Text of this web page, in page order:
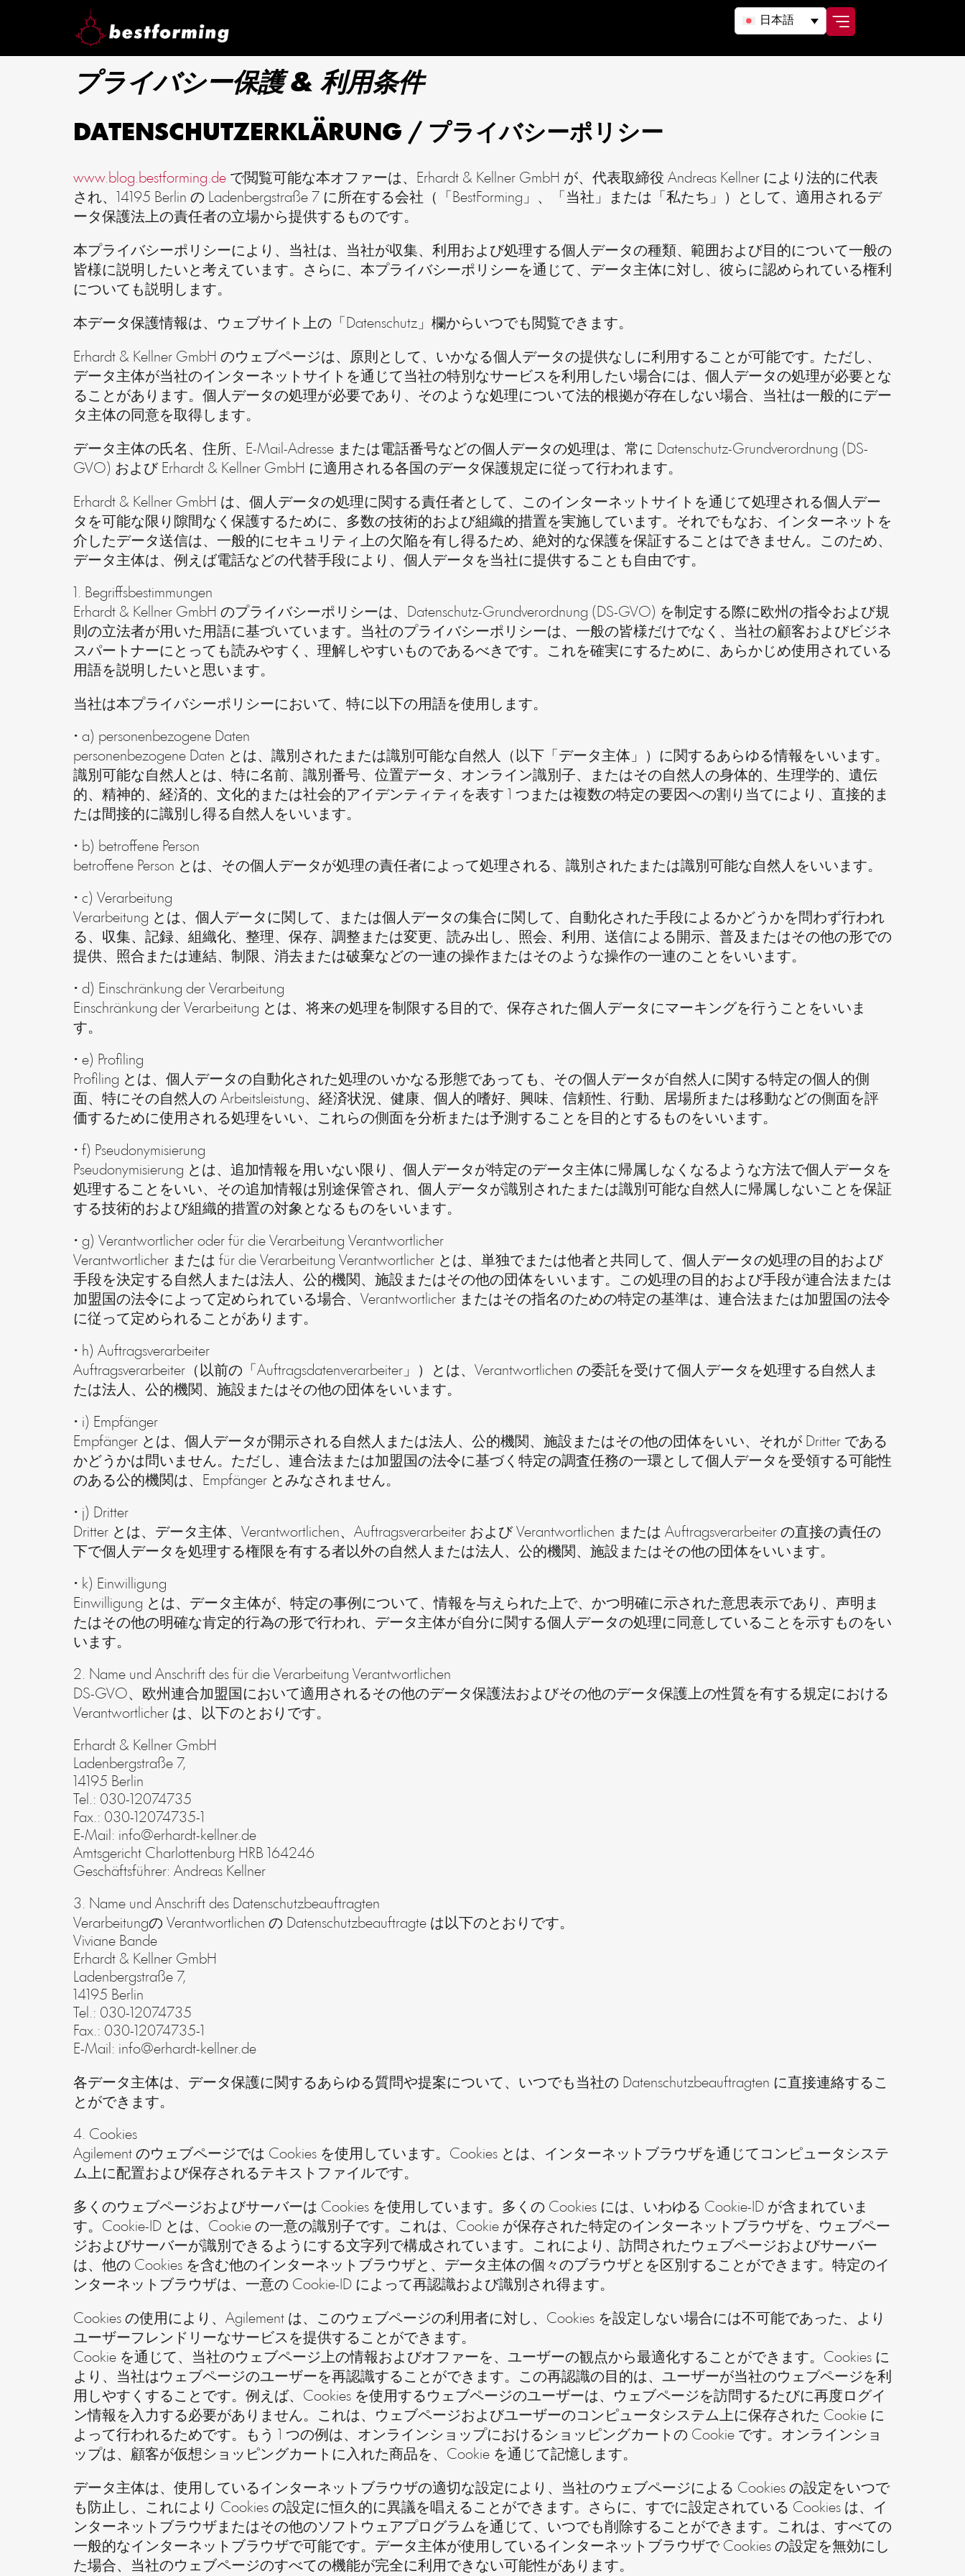
日本語
プライバシー保護 & 利用条件
DATENSCHUTZERKLÄRUNG / プライバシーポリシー
www.blog.bestforming.de で閲覧可能な本オファーは、Erhardt & Kellner GmbH が、代表取締役 Andreas Kellner により法的に代表
され、14195 Berlin の Ladenbergstraße 7 に所在する会社（「BestForming」、「当社」または「私たち」）として、適用されるデ
ータ保護法上の責任者の立場から提供するものです。
本プライバシーポリシーにより、当社は、当社が収集、利用および処理する個人データの種類、範囲および目的について一般の
皆様に説明したいと考えています。さらに、本プライバシーポリシーを通じて、データ主体に対し、彼らに認められている権利
についても説明します。
本データ保護情報は、ウェブサイト上の「Datenschutz」欄からいつでも閲覧できます。
Erhardt & Kellner GmbH のウェブページは、原則として、いかなる個人データの提供なしに利用することが可能です。ただし、
データ主体が当社のインターネットサイトを通じて当社の特別なサービスを利用したい場合には、個人データの処理が必要とな
ることがあります。個人データの処理が必要であり、そのような処理について法的根拠が存在しない場合、当社は一般的にデー
タ主体の同意を取得します。
データ主体の氏名、住所、E-Mail-Adresse または電話番号などの個人データの処理は、常に Datenschutz-Grundverordnung (DS-
GVO) および Erhardt & Kellner GmbH に適用される各国のデータ保護規定に従って行われます。
Erhardt & Kellner GmbH は、個人データの処理に関する責任者として、このインターネットサイトを通じて処理される個人デー
タを可能な限り隙間なく保護するために、多数の技術的および組織的措置を実施しています。それでもなお、インターネットを
介したデータ送信は、一般的にセキュリティ上の欠陥を有し得るため、絶対的な保護を保証することはできません。このため、
データ主体は、例えば電話などの代替手段により、個人データを当社に提供することも自由です。
1. Begriffsbestimmungen
Erhardt & Kellner GmbH のプライバシーポリシーは、Datenschutz-Grundverordnung (DS-GVO) を制定する際に欧州の指令および規
則の立法者が用いた用語に基づいています。当社のプライバシーポリシーは、一般の皆様だけでなく、当社の顧客およびビジネ
スパートナーにとっても読みやすく、理解しやすいものであるべきです。これを確実にするために、あらかじめ使用されている
用語を説明したいと思います。
当社は本プライバシーポリシーにおいて、特に以下の用語を使用します。
• a) personenbezogene Daten
personenbezogene Daten とは、識別されたまたは識別可能な自然人（以下「データ主体」）に関するあらゆる情報をいいます。
識別可能な自然人とは、特に名前、識別番号、位置データ、オンライン識別子、またはその自然人の身体的、生理学的、遺伝
的、精神的、経済的、文化的または社会的アイデンティティを表す 1 つまたは複数の特定の要因への割り当てにより、直接的ま
たは間接的に識別し得る自然人をいいます。
• b) betroffene Person
betroffene Person とは、その個人データが処理の責任者によって処理される、識別されたまたは識別可能な自然人をいいます。
• c) Verarbeitung
Verarbeitung とは、個人データに関して、または個人データの集合に関して、自動化された手段によるかどうかを問わず行われ
る、収集、記録、組織化、整理、保存、調整または変更、読み出し、照会、利用、送信による開示、普及またはその他の形での
提供、照合または連結、制限、消去または破棄などの一連の操作またはそのような操作の一連のことをいいます。
• d) Einschränkung der Verarbeitung
Einschränkung der Verarbeitung とは、将来の処理を制限する目的で、保存された個人データにマーキングを行うことをいいま
す。
• e) Profiling
Profiling とは、個人データの自動化された処理のいかなる形態であっても、その個人データが自然人に関する特定の個人的側
面、特にその自然人の Arbeitsleistung、経済状況、健康、個人的嗜好、興味、信頼性、行動、居場所または移動などの側面を評
価するために使用される処理をいい、これらの側面を分析または予測することを目的とするものをいいます。
• f) Pseudonymisierung
Pseudonymisierung とは、追加情報を用いない限り、個人データが特定のデータ主体に帰属しなくなるような方法で個人データを
処理することをいい、その追加情報は別途保管され、個人データが識別されたまたは識別可能な自然人に帰属しないことを保証
する技術的および組織的措置の対象となるものをいいます。
• g) Verantwortlicher oder für die Verarbeitung Verantwortlicher
Verantwortlicher または für die Verarbeitung Verantwortlicher とは、単独でまたは他者と共同して、個人データの処理の目的および
手段を決定する自然人または法人、公的機関、施設またはその他の団体をいいます。この処理の目的および手段が連合法または
加盟国の法令によって定められている場合、Verantwortlicher またはその指名のための特定の基準は、連合法または加盟国の法令
に従って定められることがあります。
• h) Auftragsverarbeiter
Auftragsverarbeiter（以前の「Auftragsdatenverarbeiter」）とは、Verantwortlichen の委託を受けて個人データを処理する自然人ま
たは法人、公的機関、施設またはその他の団体をいいます。
• i) Empfänger
Empfänger とは、個人データが開示される自然人または法人、公的機関、施設またはその他の団体をいい、それが Dritter である
かどうかは問いません。ただし、連合法または加盟国の法令に基づく特定の調査任務の一環として個人データを受領する可能性
のある公的機関は、Empfänger とみなされません。
• j) Dritter
Dritter とは、データ主体、Verantwortlichen、Auftragsverarbeiter および Verantwortlichen または Auftragsverarbeiter の直接の責任の
下で個人データを処理する権限を有する者以外の自然人または法人、公的機関、施設またはその他の団体をいいます。
• k) Einwilligung
Einwilligung とは、データ主体が、特定の事例について、情報を与えられた上で、かつ明確に示された意思表示であり、声明ま
たはその他の明確な肯定的行為の形で行われ、データ主体が自分に関する個人データの処理に同意していることを示すものをい
います。
2. Name und Anschrift des für die Verarbeitung Verantwortlichen
DS-GVO、欧州連合加盟国において適用されるその他のデータ保護法およびその他のデータ保護上の性質を有する規定における
Verantwortlicher は、以下のとおりです。
Erhardt & Kellner GmbH
Ladenbergstraße 7,
14195 Berlin
Tel.: 030-12074735
Fax.: 030-12074735-1
E-Mail: info@erhardt-kellner.de
Amtsgericht Charlottenburg HRB 164246
Geschäftsführer: Andreas Kellner
3. Name und Anschrift des Datenschutzbeauftragten
Verarbeitungの Verantwortlichen の Datenschutzbeauftragte は以下のとおりです。
Viviane Bande
Erhardt & Kellner GmbH
Ladenbergstraße 7,
14195 Berlin
Tel.: 030-12074735
Fax.: 030-12074735-1
E-Mail: info@erhardt-kellner.de
各データ主体は、データ保護に関するあらゆる質問や提案について、いつでも当社の Datenschutzbeauftragten に直接連絡するこ
とができます。
4. Cookies
Agilement のウェブページでは Cookies を使用しています。Cookies とは、インターネットブラウザを通じてコンピュータシステ
ム上に配置および保存されるテキストファイルです。
多くのウェブページおよびサーバーは Cookies を使用しています。多くの Cookies には、いわゆる Cookie-ID が含まれていま
す。Cookie-ID とは、Cookie の一意の識別子です。これは、Cookie が保存された特定のインターネットブラウザを、ウェブペー
ジおよびサーバーが識別できるようにする文字列で構成されています。これにより、訪問されたウェブページおよびサーバー
は、他の Cookies を含む他のインターネットブラウザと、データ主体の個々のブラウザとを区別することができます。特定のイ
ンターネットブラウザは、一意の Cookie-ID によって再認識および識別され得ます。
Cookies の使用により、Agilement は、このウェブページの利用者に対し、Cookies を設定しない場合には不可能であった、より
ユーザーフレンドリーなサービスを提供することができます。
Cookie を通じて、当社のウェブページ上の情報およびオファーを、ユーザーの観点から最適化することができます。Cookies に
より、当社はウェブページのユーザーを再認識することができます。この再認識の目的は、ユーザーが当社のウェブページを利
用しやすくすることです。例えば、Cookies を使用するウェブページのユーザーは、ウェブページを訪問するたびに再度ログイ
ン情報を入力する必要がありません。これは、ウェブページおよびユーザーのコンピュータシステム上に保存された Cookie に
よって行われるためです。もう 1 つの例は、オンラインショップにおけるショッピングカートの Cookie です。オンラインショ
ップは、顧客が仮想ショッピングカートに入れた商品を、Cookie を通じて記憶します。
データ主体は、使用しているインターネットブラウザの適切な設定により、当社のウェブページによる Cookies の設定をいつで
も防止し、これにより Cookies の設定に恒久的に異議を唱えることができます。さらに、すでに設定されている Cookies は、イ
ンターネットブラウザまたはその他のソフトウェアプログラムを通じて、いつでも削除することができます。これは、すべての
一般的なインターネットブラウザで可能です。データ主体が使用しているインターネットブラウザで Cookies の設定を無効にし
た場合、当社のウェブページのすべての機能が完全に利用できない可能性があります。